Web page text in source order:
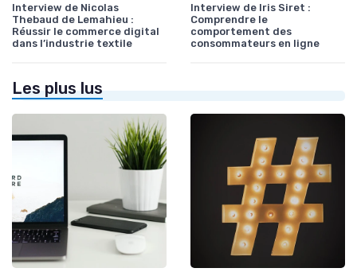
Interview de Nicolas
Thebaud de Lemahieu :
Réussir le commerce digital
dans l’industrie textile
Interview de Iris Siret :
Comprendre le
comportement des
consommateurs en ligne
Les plus lus